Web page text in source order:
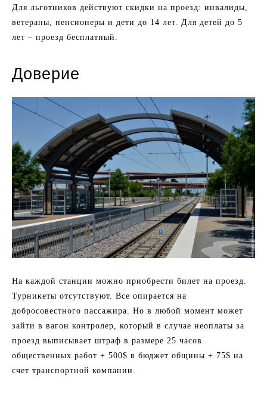
Для льготников действуют скидки на проезд: инвалиды,
ветераны, пенсионеры и дети до 14 лет. Для детей до 5
лет – проезд бесплатный.
Доверие
На каждой станции можно приобрести билет на проезд.
Турникеты отсутствуют. Все опирается на
добросовестного пассажира. Но в любой момент может
зайти в вагон контролер, который в случае неоплаты за
проезд выписывает штраф в размере 25 часов
общественных работ + 500$ в бюджет общины + 75$ на
счет транспортной компании.